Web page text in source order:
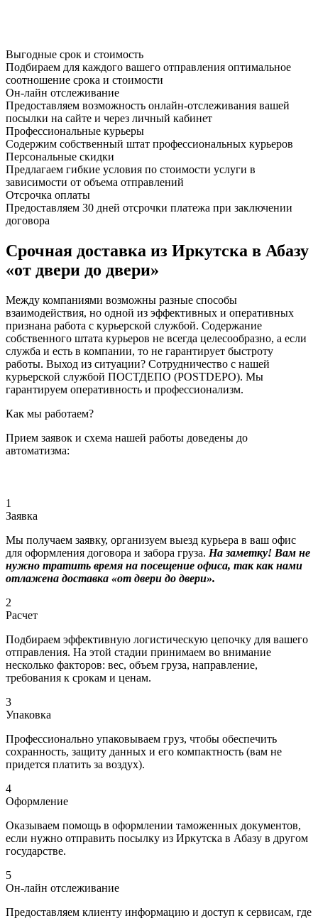
Выгодные срок и стоимость
Подбираем для каждого вашего отправления оптимальное
соотношение срока и стоимости
Он-лайн отслеживание
Предоставляем возможность онлайн-отслеживания вашей
посылки на сайте и через личный кабинет
Профессиональные курьеры
Содержим собственный штат профессиональных курьеров
Персональные скидки
Предлагаем гибкие условия по стоимости услуги в
зависимости от объема отправлений
Отсрочка оплаты
Предоставляем 30 дней отсрочки платежа при заключении
договора
Срочная доставка из Иркутска в Абазу
«от двери до двери»
Между компаниями возможны разные способы
взаимодействия, но одной из эффективных и оперативных
признана работа с курьерской службой. Содержание
собственного штата курьеров не всегда целесообразно, а если
служба и есть в компании, то не гарантирует быстроту
работы. Выход из ситуации? Сотрудничество с нашей
курьерской службой ПОСТДЕПО (POSTDEPO). Мы
гарантируем оперативность и профессионализм.
Как мы работаем?
Прием заявок и схема нашей работы доведены до
автоматизма:
1
Заявка
Мы получаем заявку, организуем выезд курьера в ваш офис
для оформления договора и забора груза. На заметку! Вам не
нужно тратить время на посещение офиса, так как нами
отлажена доставка «от двери до двери».
2
Расчет
Подбираем эффективную логистическую цепочку для вашего
отправления. На этой стадии принимаем во внимание
несколько факторов: вес, объем груза, направление,
требования к срокам и ценам.
3
Упаковка
Профессионально упаковываем груз, чтобы обеспечить
сохранность, защиту данных и его компактность (вам не
придется платить за воздух).
4
Оформление
Оказываем помощь в оформлении таможенных документов,
если нужно отправить посылку из Иркутска в Абазу в другом
государстве.
5
Он-лайн отслеживание
Предоставляем клиенту информацию и доступ к сервисам, где